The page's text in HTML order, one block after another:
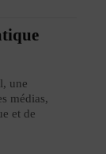
une
médias,
et de